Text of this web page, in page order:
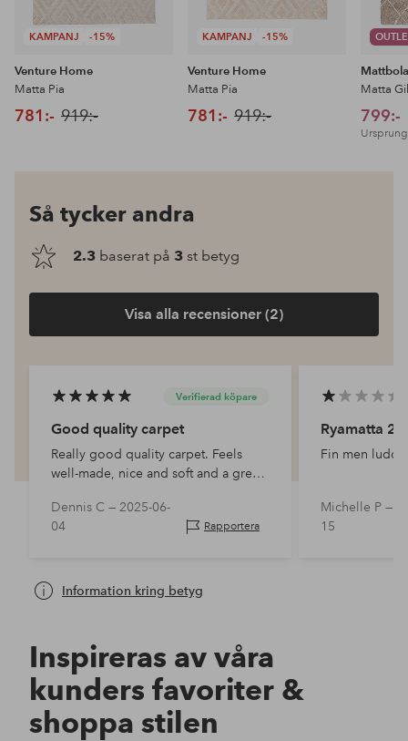
KAMPANJ -15%
Venture Home
Matta Pia
781:- 919:-
KAMPANJ -15%
Venture Home
Matta Pia
781:- 919:-
Matta
799:-
Så tycker andra
2.3 baserat på 3 st betyg
Visa alla recensioner (2)
Verifierad köpare
Good quality carpet
Really good quality carpet. Feels
well-made, nice and soft and a great
Dennis C — 2025-06-
04
Rapportera
Ryamatta
Fin men
Michelle P —
15
Information kring betyg
Inspireras av våra
kunders favoriter &
shoppa stilen